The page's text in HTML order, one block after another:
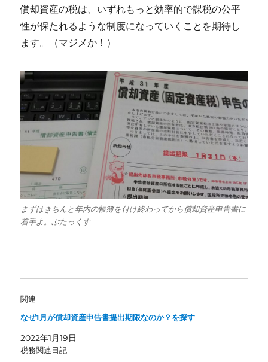
償却資産の税は、いずれもっと効率的で課税の公平
性が保たれるような制度になっていくことを期待し
ます。（マジメか！）
まずはきちんと年内の帳簿を付け終わってから償却資産申告書に
着手よ。ぶたっくす
関連
なぜ1月が償却資産申告書提出期限なのか？を探す
2022年1月19日
税務関連日記